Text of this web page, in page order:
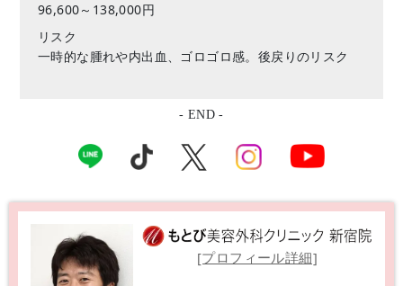
96,600～138,000円
リスク
一時的な腫れや内出血、ゴロゴロ感。後戻りのリスク
- END -
[プロフィール詳細]